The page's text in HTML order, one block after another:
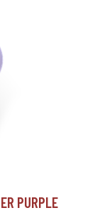
PURPLE